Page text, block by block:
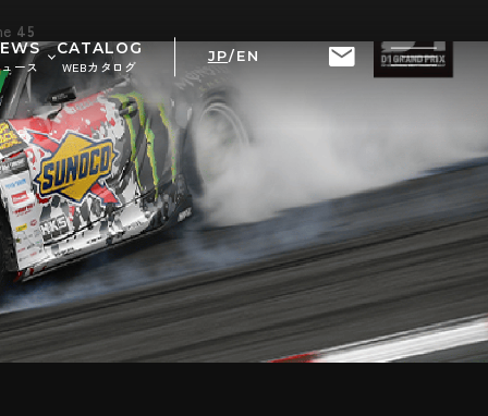
45
ース
情報
CATALOG
WEBカタログ
JP/ EN